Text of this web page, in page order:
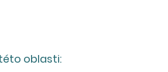
oblasti: